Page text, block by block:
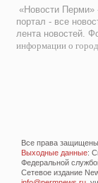
«Новости Перми»
портал - все
лента новостей.
информации о
Все права
Выходные данные:
Федеральной
Сетевое издание